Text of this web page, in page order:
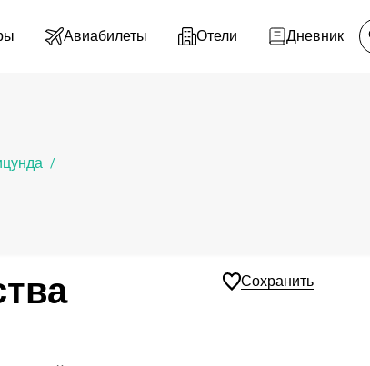
Авиабилеты Отели Дневник
/
Сохранить